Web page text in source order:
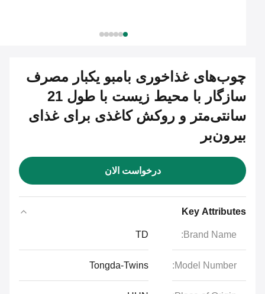
چوب‌های غذاخوری بامبو یکبار مصرف
سازگار با محیط زیست با طول 21
سانتی‌متر و روکش کاغذی برای غذای
بیرون‌بر
درخواست الان
Key Attributes
Brand Name:
Model Number:
Tongda-Twins